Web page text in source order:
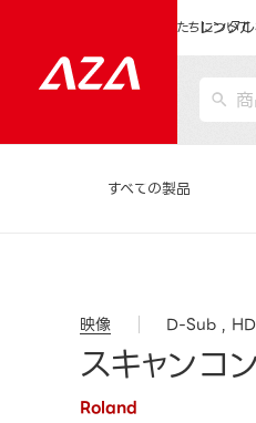
レンタ
私たちについて
すべての製品
映像 D-Sub
スキャンコ
Roland